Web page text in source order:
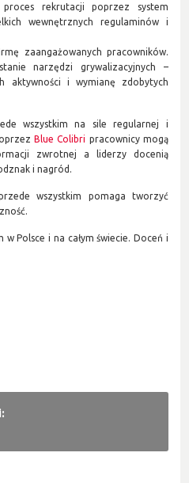
rekrutacji poprzez system
wewnętrznych regulaminów i
zaangażowanych pracowników.
narzędzi grywalizacyjnych –
aktywności i wymianę zdobytych
wszystkim na sile regularnej i
Blue Colibri pracownicy mogą
zwrotnej a liderzy docenią
i nagród.
wszystkim pomaga tworzyć
Polsce i na całym świecie. Doceń i